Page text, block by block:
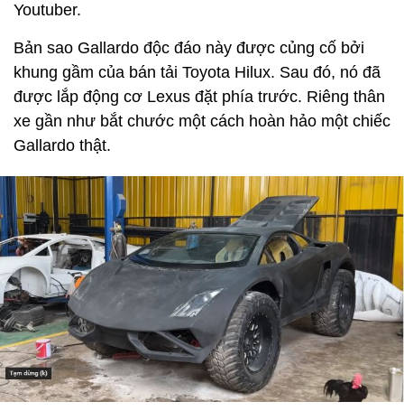
Youtuber.
Bản sao Gallardo độc đáo này được củng cố bởi
khung gầm của bán tải Toyota Hilux. Sau đó, nó đã
được lắp động cơ Lexus đặt phía trước. Riêng thân
xe gần như bắt chước một cách hoàn hảo một chiếc
Gallardo thật.